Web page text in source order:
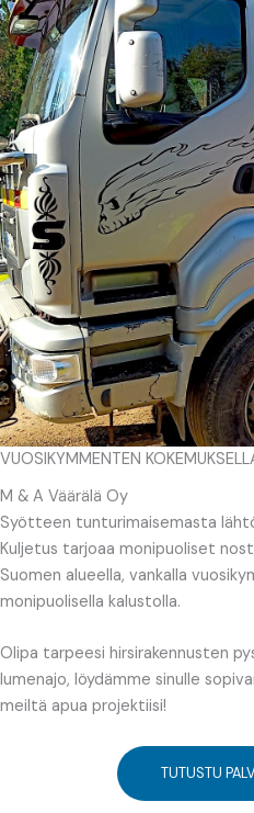
VUOSIKYMMENTEN
M & A Väärälä Oy
Syötteen tunturimaisemasta
Kuljetus tarjoaa monipuoliset
Suomen alueella, vankalla
monipuolisella kalustolla.
Olipa tarpeesi hirsirakennusten
lumenajo, löydämme sinulle
meiltä apua projektiisi!
TUTUSTU